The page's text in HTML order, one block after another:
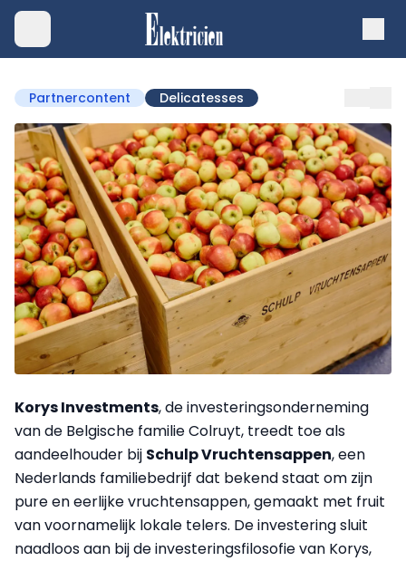
Partnercontent Delicatesses
Korys Investments, de investeringsonderneming
van de Belgische familie Colruyt, treedt toe als
aandeelhouder bij Schulp Vruchtensappen, een
Nederlands familiebedrijf dat bekend staat om zijn
pure en eerlijke vruchtensappen, gemaakt met fruit
van voornamelijk lokale telers. De investering sluit
naadloos aan bij de investeringsfilosofie van Korys,